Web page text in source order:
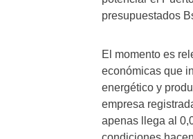
presupuestados
El momento es
económicas que
energético y
empresa
apenas llega al